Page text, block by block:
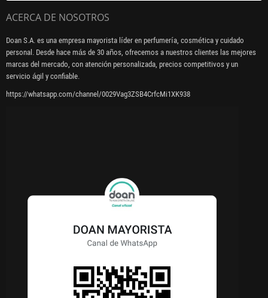
ACERCA DE NOSOTROS
Doan S.A. es una empresa mayorista líder en perfumería, cosmética y cuidado
personal. Desde hace más de 30 años, ofrecemos a nuestros clientes las mejores
marcas del mercado, con atención personalizada, precios competitivos y un
servicio ágil y confiable.
https://whatsapp.com/channel/0029Vag3ZSB4CrfcMi1XK938